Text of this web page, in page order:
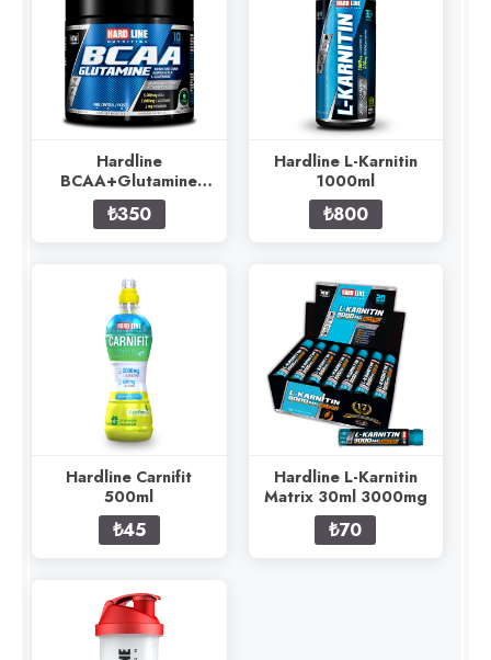
Hardline
BCAA+Glutamine
115g
₺350
Hardline L-Karnitin
1000ml
₺800
Hardline Carnifit
500ml
₺45
Hardline L-Karnitin
Matrix 30ml 3000mg
₺70